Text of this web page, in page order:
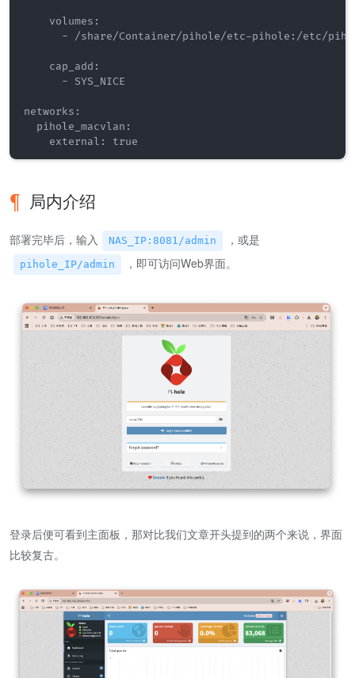
    volumes:
- /share/Container/pihole/etc-pihole:/etc/
    cap_add:
      - SYS_NICE
networks:
  pihole_macvlan:
局内介绍
部署完毕后，输入 NAS_IP:8081/admin ，或是
pihole_IP/admin ，即可访问Web界面。
登录后便可看到主面板，那对比我们文章开头提到的两个来说，界面
比较复古。